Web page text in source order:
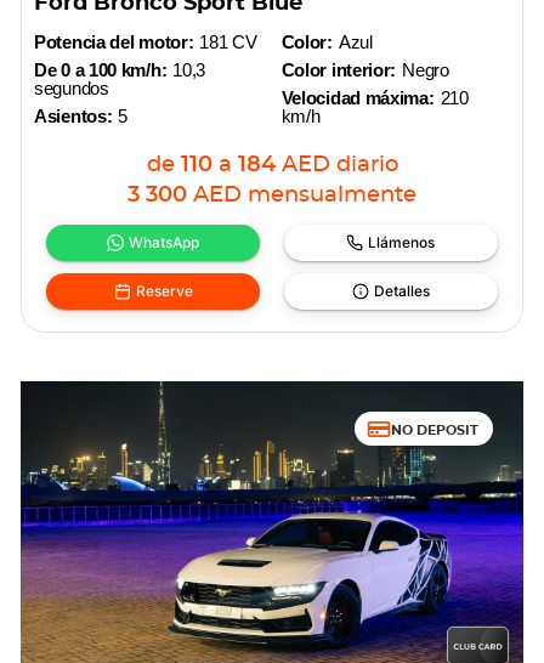
Potencia del motor: 181 CV
De 0 a 100 km/h: 10,3
segundos
Asientos: 5
Color: Azul
Color interior: Negro
Velocidad máxima: 210
km/h
de 110 a 184 AED diario
3 300 AED mensualmente
WhatsApp Llámenos
Reserve Detalles
NO DEPOSIT